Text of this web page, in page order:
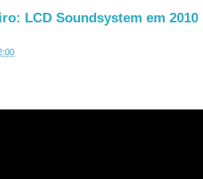
LCD Soundsystem em 2010